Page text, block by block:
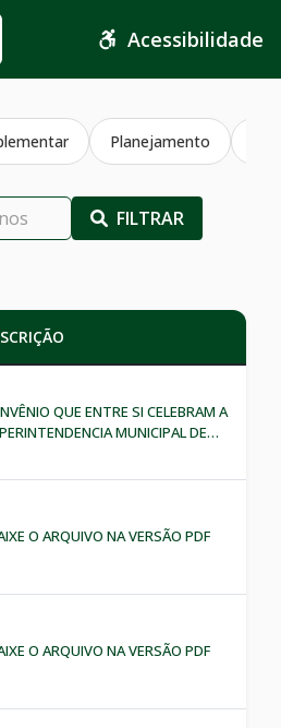
Acessibilidade
Planejamento
FILTRAR
QUE ENTRE SI CELEBRAM A
MUNICIPAL DE
PDF
O ARQUIVO NA VERSÃO PDF
O ARQUIVO NA VERSÃO PDF